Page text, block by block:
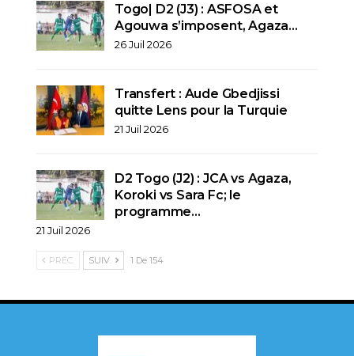
Togo| D2 (J3) : ASFOSA et
Agouwa s’imposent, Agaza…
26 Juil 2026
Transfert : Aude Gbedjissi
quitte Lens pour la Turquie
21 Juil 2026
D2 Togo (J2) : JCA vs Agaza,
Koroki vs Sara Fc; le
programme…
21 Juil 2026
PRÉC. SUIV. 1 De 154